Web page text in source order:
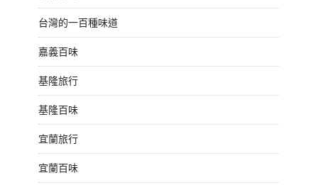
台灣的一百種味道
嘉義百味
基隆旅行
基隆百味
宜蘭旅行
宜蘭百味